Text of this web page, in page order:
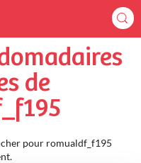
Hebdomadaires
de
pour romualdf_f195